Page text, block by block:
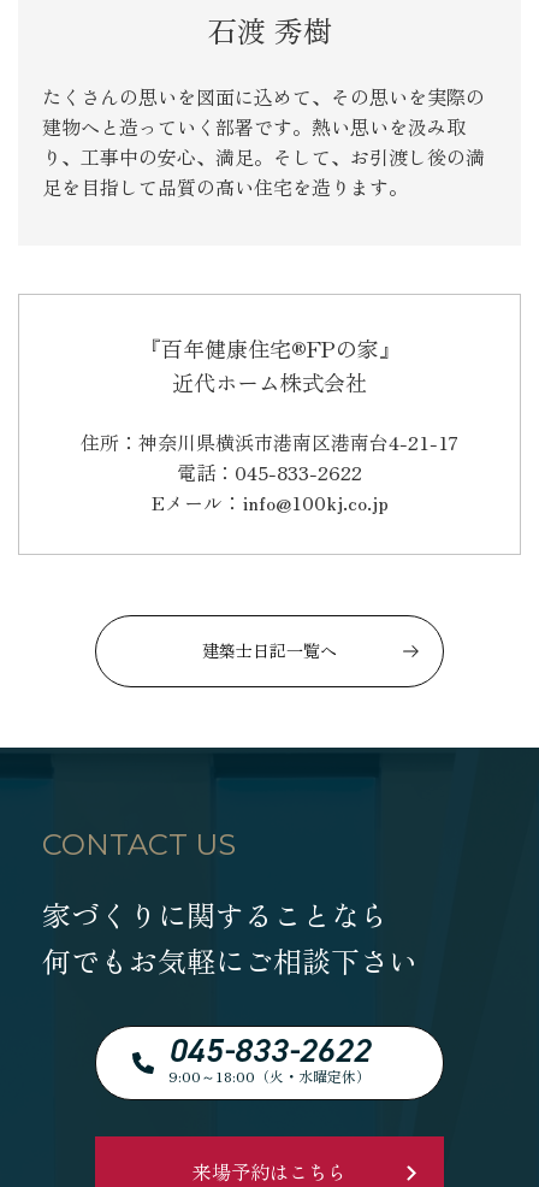
石渡 秀樹
たくさんの思いを図面に込めて、その思いを実際の
建物へと造っていく部署です。熱い思いを汲み取
り、工事中の安心、満足。そして、お引渡し後の満
足を目指して品質の高い住宅を造ります。
『百年健康住宅®FPの家』
近代ホーム株式会社
住所：神奈川県横浜市港南区港南台4-21-17
電話：045-833-2622
Eメール：info@100kj.co.jp
建築士日記一覧へ
CONTACT US
家づくりに関することなら
何でもお気軽にご相談下さい
045-833-2622
9:00～18:00（火・水曜定休）
来場予約はこちら